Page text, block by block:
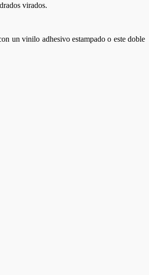
virados.
un vinilo adhesivo estampado o este doble